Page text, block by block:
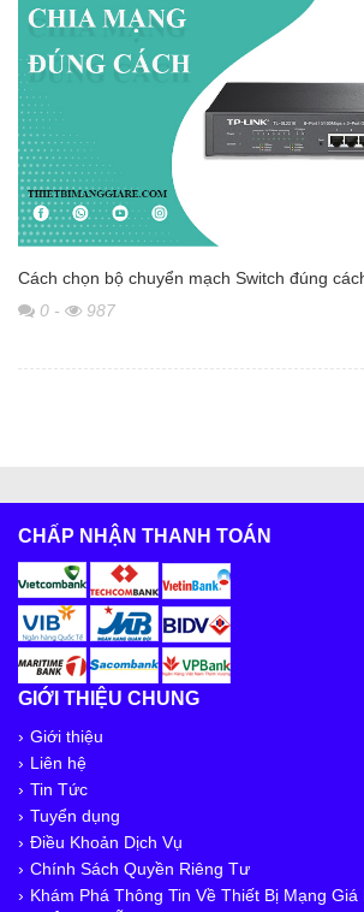
Cách chọn bộ chuyển mạch Switch đúng
0 - 987
CHẤP NHẬN THANH TOÁN
GIỚI THIỆU CHUNG
Giới thiệu
Liên hệ
Tin Tức
Tuyển dụng
Điều Khoản Dịch Vụ
Chính Sách Quyền Riêng Tư
Khám Phá Thông Tin Về Thiết Bị Mạng Giá